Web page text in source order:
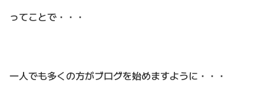
ってことで・・・
一人でも多くの方がブログを始めますように・・・